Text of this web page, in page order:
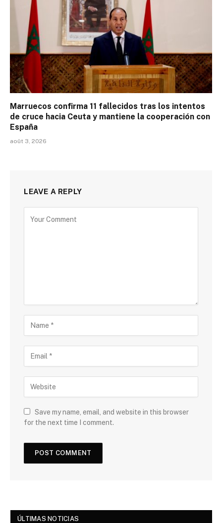
Marruecos confirma 11 fallecidos tras los intentos
de cruce hacia Ceuta y mantiene la cooperación con
España
août 3, 2026
LEAVE A REPLY
Save my name, email, and website in this browser
for the next time I comment.
ÚLTIMAS NOTICIAS